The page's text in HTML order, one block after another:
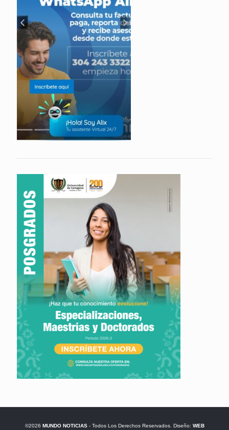
©2026 MUNDO NOTICIAS- Todos Los Derechos Reservados. Diseño: WEB